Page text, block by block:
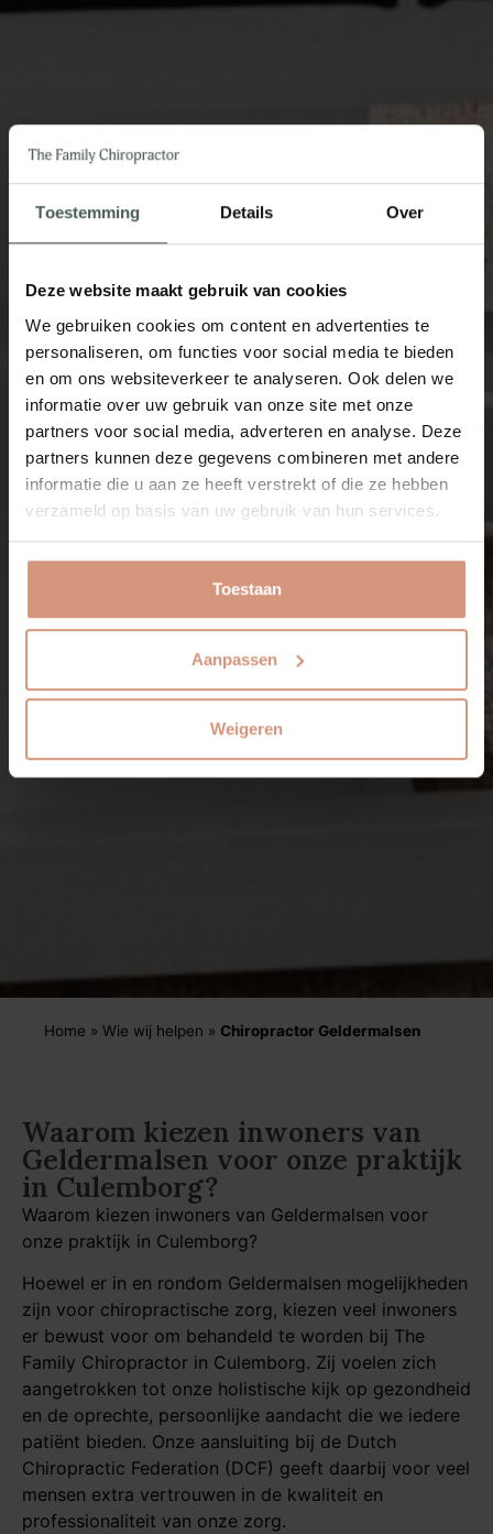
Toestemming Details Over
Deze website maakt gebruik van cookies
We gebruiken cookies om content en advertenties te
personaliseren, om functies voor social media te bieden
en om ons websiteverkeer te analyseren. Ook delen we
informatie over uw gebruik van onze site met onze
partners voor social media, adverteren en analyse. Deze
partners kunnen deze gegevens combineren met andere
informatie die u aan ze heeft verstrekt of die ze hebben
verzameld op basis van uw gebruik van hun services.
Toestaan
Aanpassen
Weigeren
Home » Wie wij helpen » Chiropractor Geldermalsen
Waarom kiezen inwoners van
Geldermalsen voor onze praktijk
in Culemborg?
Waarom kiezen inwoners van Geldermalsen voor
onze praktijk in Culemborg?
Hoewel er in en rondom Geldermalsen mogelijkheden
zijn voor chiropractische zorg, kiezen veel inwoners
er bewust voor om behandeld te worden bij The
Family Chiropractor in Culemborg. Zij voelen zich
aangetrokken tot onze holistische kijk op gezondheid
en de oprechte, persoonlijke aandacht die we iedere
patiënt bieden. Onze aansluiting bij de Dutch
Chiropractic Federation (DCF) geeft daarbij voor veel
mensen extra vertrouwen in de kwaliteit en
professionaliteit van onze zorg.